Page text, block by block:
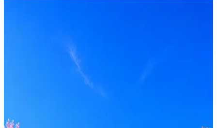
Оффер быстрее с Эйч